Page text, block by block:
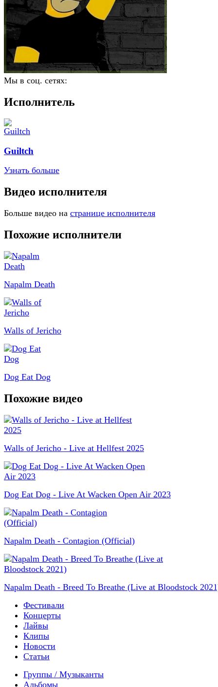
Мы в соц. сетях:
Исполнитель
Guiltch
Узнать больше
Видео исполнителя
Больше видео на странице исполнителя
Похожие исполнители
Napalm Death
Walls of Jericho
Dog Eat Dog
Похожие видео
Walls of Jericho - Live at Hellfest 2025
Dog Eat Dog - Live At Wacken Open Air 2023
Napalm Death - Contagion (Official)
Napalm Death - Breed To Breathe (Live at Bloodstock
Фестивали
Концерты
Лайвы
Клипы
Новости
Статьи
Группы / Музыканты
Альбомы